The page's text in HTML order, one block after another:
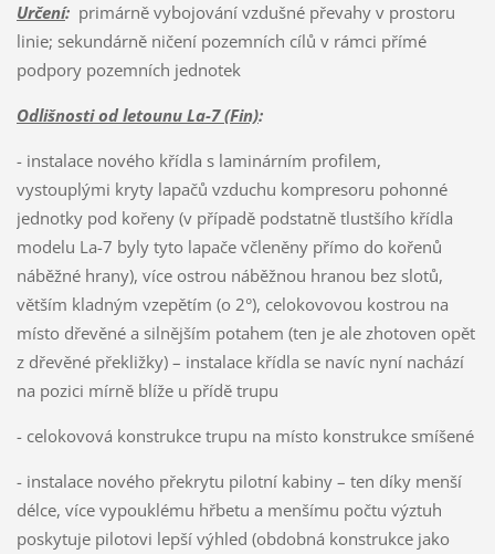
Určení:primárně vybojování vzdušné převahy v prostoru
linie; sekundárně ničení pozemních cílů v rámci přímé
podpory pozemních jednotek
Odlišnosti od letounu La-7 (Fin):
- instalace nového křídla s laminárním profilem,
vystouplými kryty lapačů vzduchu kompresoru pohonné
jednotky pod kořeny (v případě podstatně tlustšího křídla
modelu La-7 byly tyto lapače včleněny přímo do kořenů
náběžné hrany), více ostrou náběžnou hranou bez slotů,
větším kladným vzepětím (o 2°), celokovovou kostrou na
místo dřevěné a silnějším potahem (ten je ale zhotoven opět
z dřevěné překližky) – instalace křídla se navíc nyní nachází
na pozici mírně blíže u přídě trupu
- celokovová konstrukce trupu na místo konstrukce smíšené
- instalace nového překrytu pilotní kabiny – ten díky menší
délce, více vypouklému hřbetu a menšímu počtu výztuh
poskytuje pilotovi lepší výhled (obdobná konstrukce jako